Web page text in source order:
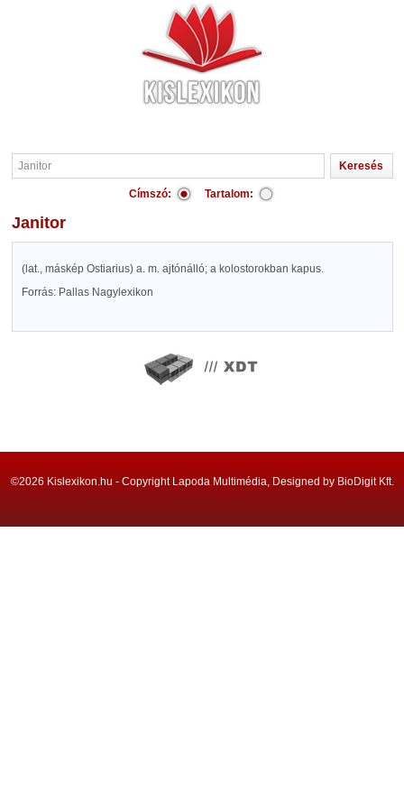
Címszó: Tartalom:
Janitor
(lat., máskép Ostiarius) a. m. ajtónálló; a kolostorokban kapus.
Forrás: Pallas Nagylexikon
©2026 Kislexikon.hu - Copyright Lapoda Multimédia, Designed by BioDigit Kft.